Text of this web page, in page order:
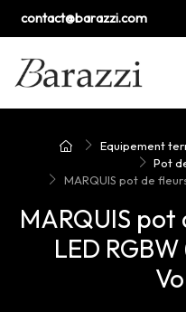
contact@barazzi.com
Equipement
Pot
MARQUIS pot de
MARQUIS
LED